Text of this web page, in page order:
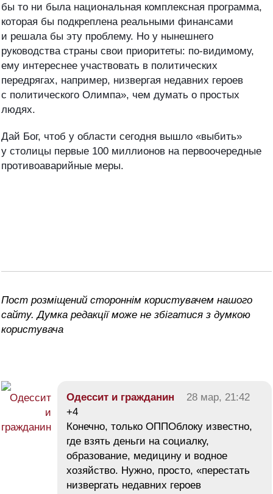
бы то ни была национальная комплексная программа,
которая бы подкреплена реальными финансами
и решала бы эту проблему. Но у нынешнего
руководства страны свои приоритеты: по-видимому,
ему интереснее участвовать в политических
передрягах, например, низвергая недавних героев
с политического Олимпа», чем думать о простых
людях.
Дай Бог, чтоб у области сегодня вышло «выбить»
у столицы первые 100 миллионов на первоочередные
противоаварийные меры.
Пост розміщений стороннім користувачем нашого
сайту. Думка редакції може не збігатися з думкою
користувача
Одессит и гражданин
28 мар, 21:42
+4
Конечно, только ОППОблоку известно,
где взять деньги на социалку,
образование, медицину и водное
хозяйство. Нужно, просто, «перестать
низвергать недавних героев